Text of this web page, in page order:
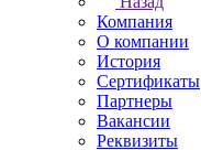
Компания
О компании
История
Сертификаты
Партнеры
Вакансии
Реквизиты